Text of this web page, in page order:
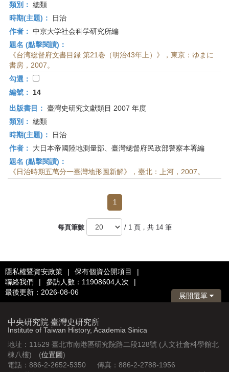
類別： 總類
時期(主題)：
日治
作者： 中京大学社会科学研究所編
題名 (點擊閱讀)：
《台湾総督府文書目録 第21巻（明治43年上）》，東京：ゆまに
書房，2007。
勾選：
編號：
14
出版書目： 臺灣史研究文獻類目 2007 年度
類別： 總類
時期(主題)：
日治
作者：
大日本帝國陸地測量部、臺灣總督府民政部警察本署編
題名 (點擊閱讀)：
《日治時期五萬分一臺灣地形圖新解》，臺北：上河，2007。
1
每頁筆數 / 1 頁，共 14 筆
隱私權暨資安政策 | 保有個資公開項目
|
聯絡我們
| 參訪人數：11908604人次
|
最後更新：2026-08-06
展開選單
中央研究院 臺灣史研究所
Institute of Taiwan History, Academia Sinica
地址：11529 臺北市南港區研究院路二段128號 (人文社會科學館北
棟八樓) (位置圖)
電話：886-2-2652-5350 傳真：886-2-2788-1956